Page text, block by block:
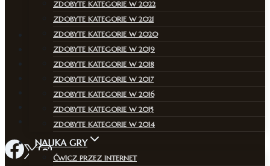
ZDOBYTE KATEGORIE W 2022
ZDOBYTE KATEGORIE W 2021
ZDOBYTE KATEGORIE W 2020
ZDOBYTE KATEGORIE W 2019
ZDOBYTE KATEGORIE W 2018
ZDOBYTE KATEGORIE W 2017
ZDOBYTE KATEGORIE W 2016
ZDOBYTE KATEGORIE W 2015
ZDOBYTE KATEGORIE W 2014
NAUKA GRY
ĆWICZ PRZEZ INTERNET
Aktualności
Zajęcia
O klubie
Kadra
Program zajęć
Rekrutacja
Kontakt